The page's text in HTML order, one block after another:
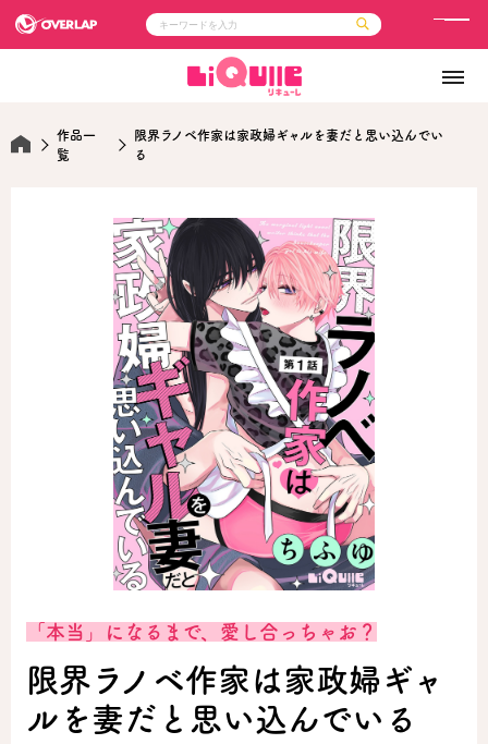
LiQulle
ラブパルフェ
ライトノベル
ノベルスf
ロサージュノベルス
その他
会社概要
採用情報
アクセス
オーバーラップホールディングス
お問い合わせはこちら
オーバーラップ文庫
オーバーラップノベルス
オーバーラップノベルスf
ロサージュノベルス
コミックガルド
コミッククリエ
メ
作品一
覧
限界ラノベ作家は家政婦ギャルを妻だと思い込んでい
る
「本当」になるまで、愛し合っちゃお？
限界ラノベ作家は家政婦ギャ
ルを妻だと思い込んでいる